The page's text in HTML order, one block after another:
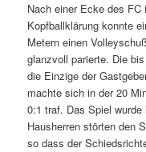
Nach einer Ecke des FC
Kopfballklärung konnte
Metern einen
glanzvoll parierte. Die
die Einzige der
machte sich in der 20
0:1 traf. Das Spiel
Hausherren störten den
so dass der